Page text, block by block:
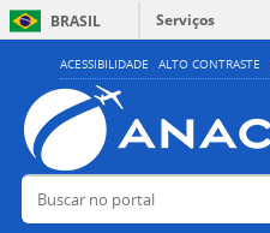
ACESSIBILIDADE ALTO CONTRASTE
BRASIL
Serviços
Buscar no portal